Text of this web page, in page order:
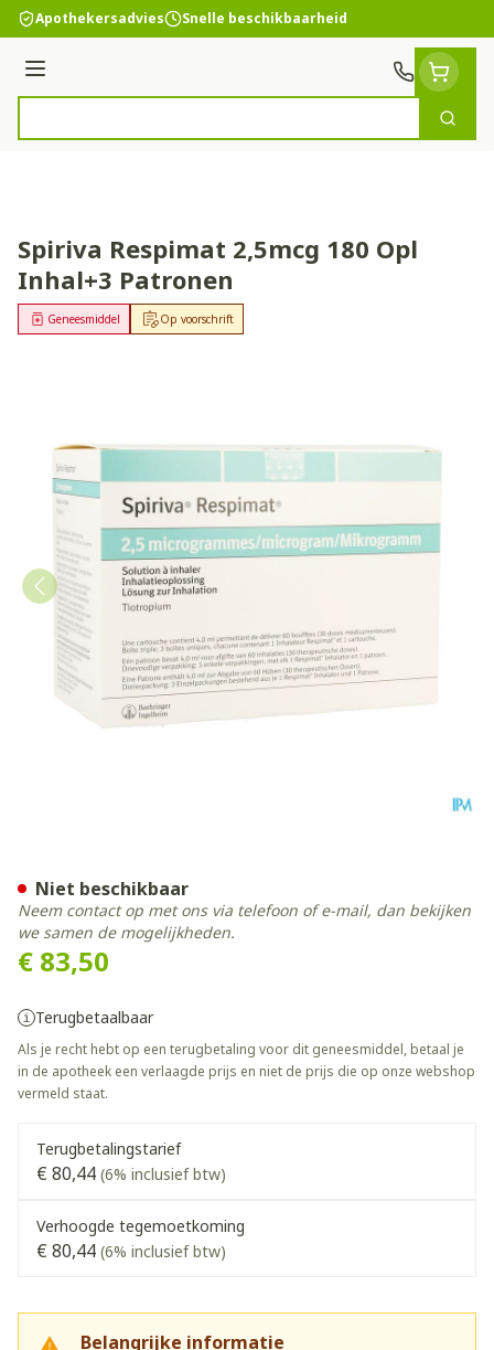
Ga naar de inhoud
Apothekersadvies Snelle beschikbaarheid
Menu
Zoek
Spiriva Respimat 2,5mcg 180 Opl
Inhal+3 Patronen
Op voorschrift
Geneesmiddel
€ 83,50
Terugbetaalbaar
Als je recht hebt op een terugbetaling voor dit geneesmiddel, betaal je
in de apotheek een verlaagde prijs en niet de prijs die op onze webshop
vermeld staat.
Terugbetalingstarief
€ 80,44 (6% inclusief btw)
Verhoogde tegemoetkoming
€ 80,44 (6% inclusief btw)
Belangrijke informatie
Niet beschikbaar
Neem contact op met ons via telefoon of e-mail, dan bekijken
we samen de mogelijkheden.